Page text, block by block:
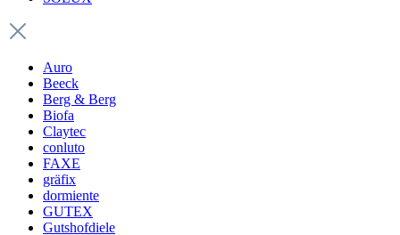
Auro
Beeck
Berg & Berg
Biofa
Claytec
conluto
FAXE
gräfix
dormiente
GUTEX
Gutshofdiele